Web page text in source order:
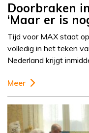
Doorbraken
‘Maar er is
Tijd voor MAX staat
volledig in het teken
Nederland krijgt
Meer